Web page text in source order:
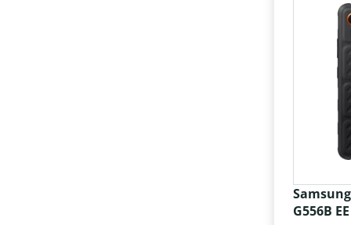
G556B